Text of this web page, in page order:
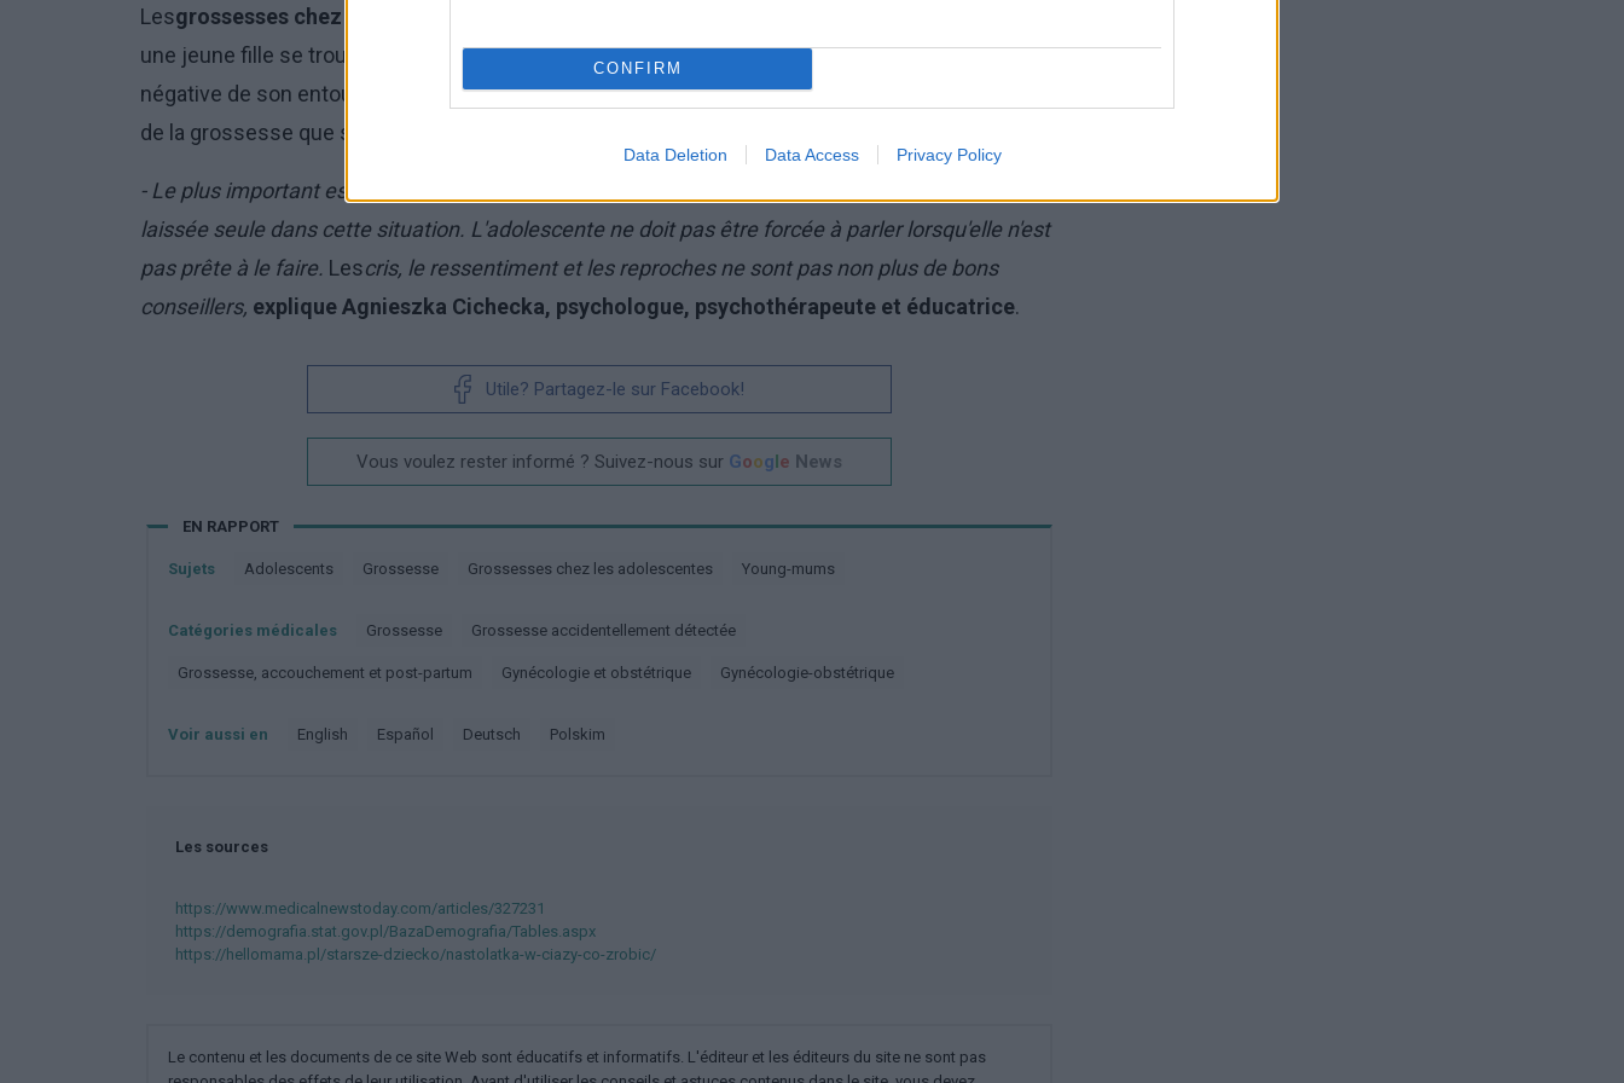
CONFIRM
Data Deletion Data Access Privacy Policy
Lesgrossesses chez les adolescentes
une jeune fille se trouve dans une telle situation, il faut avant tout l'aider à faire face à l'opinion
négative de son entourage, qui peut avoir des conséquences néfastes tant sur le déroulement
de la grossesse que sur la santé mentale de la femme enceinte.
- Le plus important est que la jeune femme se sente soutenue par ses proches et ne soit pas
laissée seule dans cette situation. L'adolescente ne doit pas être forcée à parler lorsqu'elle n'est
pas prête à le faire. Lescris, le ressentiment et les reproches ne sont pas non plus de bons
conseillers, explique Agnieszka Cichecka, psychologue, psychothérapeute et éducatrice.
Utile? Partagez-le sur Facebook!
Vous voulez rester informé ? Suivez-nous sur Google News
EN RAPPORT
Sujets Adolescents Grossesse Grossesses chez les adolescentes Young-mums
Catégories médicales Grossesse Grossesse accidentellement détectée
Grossesse, accouchement et post-partum Gynécologie et obstétrique Gynécologie-obstétrique
Voir aussi en english español deutsch polskim
Les sources
https://www.medicalnewstoday.com/articles/327231
https://demografia.stat.gov.pl/BazaDemografia/Tables.aspx
https://hellomama.pl/starsze-dziecko/nastolatka-w-ciazy-co-zrobic/
Le contenu et les documents de ce site Web sont éducatifs et informatifs. L'éditeur et les éditeurs du site ne sont pas